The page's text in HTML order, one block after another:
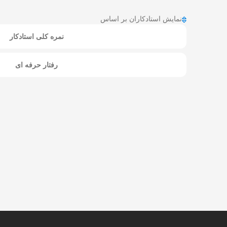
نمایش استادکاران بر اساس
نمره کلی استادکار
رفتار حرفه ای